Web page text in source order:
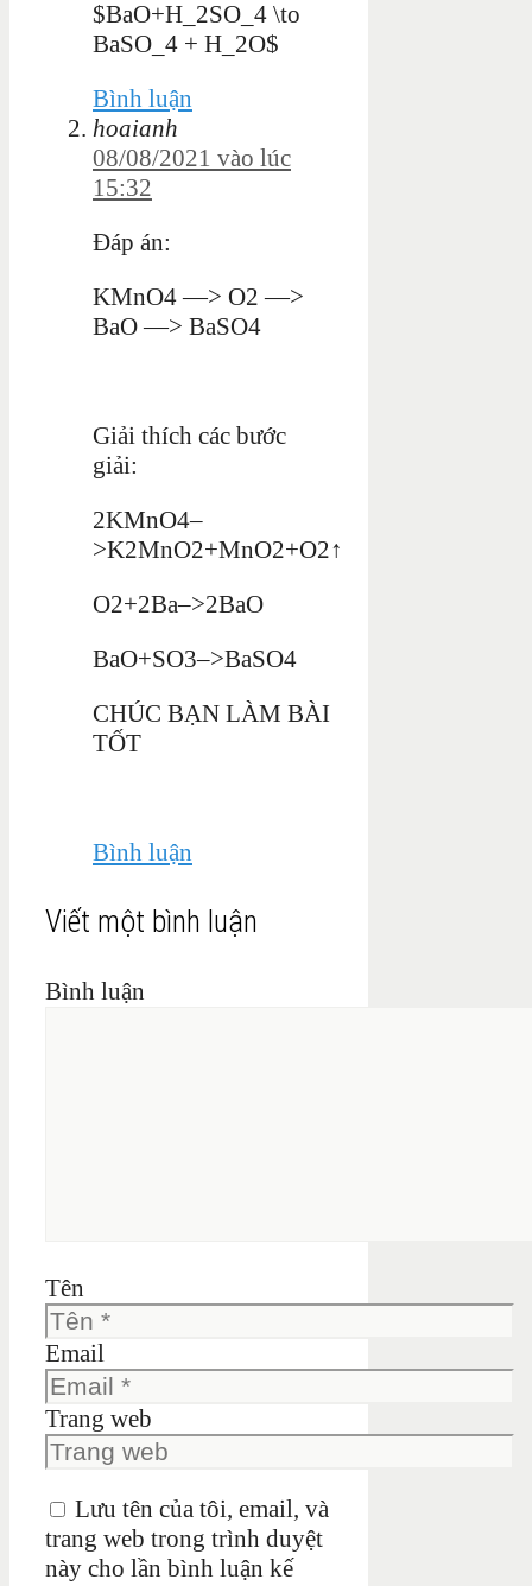
$BaO+H_2SO_4 \to
BaSO_4 + H_2O$
Bình luận
hoaianh
08/08/2021 vào lúc
15:32
Đáp án:
KMnO4 —> O2 —>
BaO —> BaSO4
Giải thích các bước
giải:
2KMnO4–
>K2MnO2+MnO2+O2↑
O2+2Ba–>2BaO
BaO+SO3–>BaSO4
CHÚC BẠN LÀM BÀI
TỐT
Bình luận
Viết một bình luận
Bình luận
Tên
Email
Trang web
Lưu tên của tôi, email, và
trang web trong trình duyệt
này cho lần bình luận kế